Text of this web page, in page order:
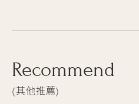
Recommend
其他推薦